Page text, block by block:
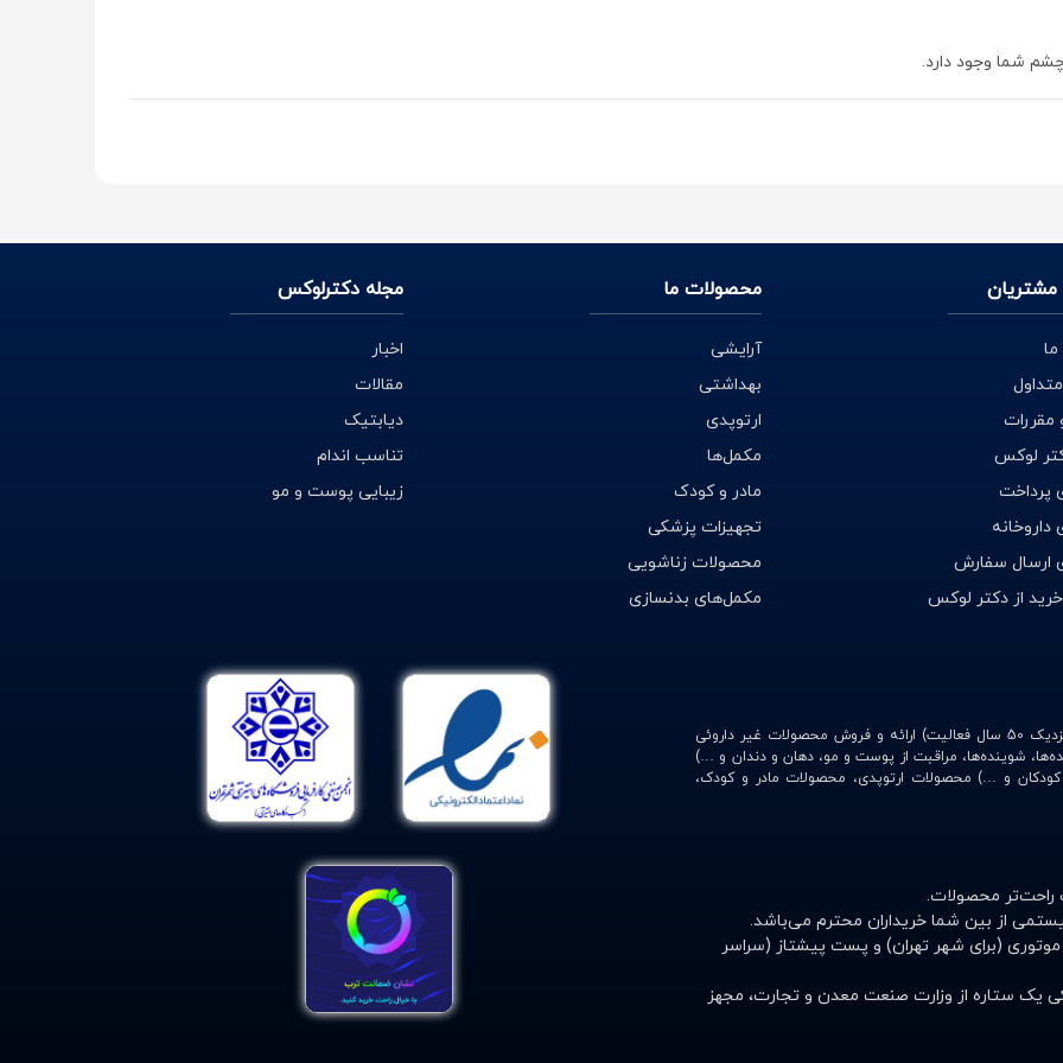
شما وجود دارد.
شود. شما می توانید ناحیه حساس پوست نازک اطراف چشم خود را پاره کرده و در نهایت پوست خود را فرسوده کنید (یعنی
و پوست اطراف چشم‌ها می‌شوند، به همین دلیل توصیه می‌شود به طور مرتب آرایشتان را پاک کنید تا آلودگی‌ها و مواد
چشم بهترین راه حل برای تمیز کردن پوست اطراف چشم هستند. دکتر لوکس با فراهم سازی بستر امن اینترنتی این امکان را
مورد نظر خود را سفارش دهید و در کمترین زمان ممکن محصول را درب منزل تحویل بگیرید. مشاوران سایت دکتر لوکس در
محصولات پاک کننده آرایش چشم به طور رایگان در اختیار شما قرار دهند.
مقررات
لوکس
پرداخت
داروخانه
ارسال سفارش
خرید از دکتر لوکس
محصولات ما
آرایشی
بهداشتی
ارتوپدی
مکمل‌ها
مادر و کودک
تجهیزات پزشکی
محصولات زناشویی
مکمل‌های بدنسازی
مجله دکترلوکس
اخبار
مقالات
دیابتیک
تناسب اندام
زیبایی پوست و مو
با امکاناتی منحصر به فرد (وابسته به داروخانه شبانه‌روزی وحیدیه با نزدیک 50 سال فعالیت) ارائه و فروش محصولات غیر داروئی
شوینده‌ها، مراقبت از پوست و مو، دهان و دندان و …)
و …) محصولات ارتوپدی، محصولات مادر و کودک،
راحت‌تر محصولات.
از بین شما خریداران محترم می‌باشد.
(برای شهر تهران) و پست پیشتاز (سراسر
یک ستاره از وزارت صنعت معدن و تجارت، مجهز